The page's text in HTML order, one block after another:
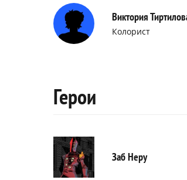
Виктория
Колорист
Герои
Заб Неру